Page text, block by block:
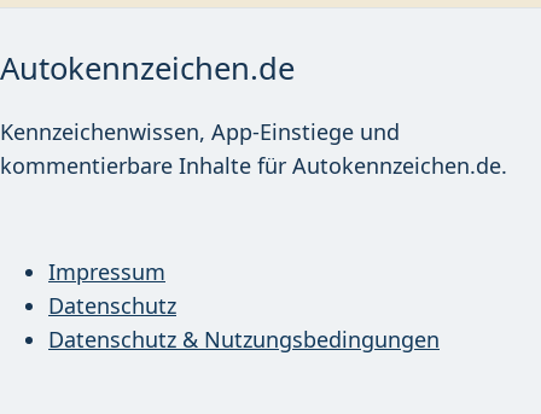
Autokennzeichen.de
Kennzeichenwissen, App-Einstiege und
kommentierbare Inhalte für Autokennzeichen.de.
Impressum
Datenschutz
Datenschutz & Nutzungsbedingungen